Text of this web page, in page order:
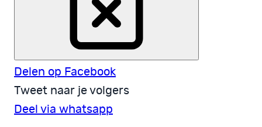
Delen op Facebook
Tweet naar je volgers
Deel via whatsapp